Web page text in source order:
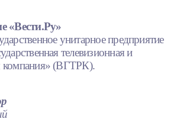
«Вести.Ру»
унитарное предприятие
телевизионная и
компания» (ВГТРК).